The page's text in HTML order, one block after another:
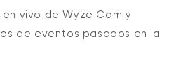
vivo de Wyze Cam y
de eventos pasados ​​en la